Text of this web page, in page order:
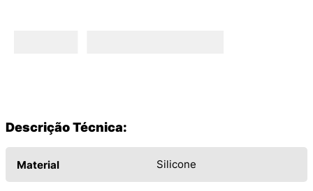
Descrição Técnica:
Material Silicone